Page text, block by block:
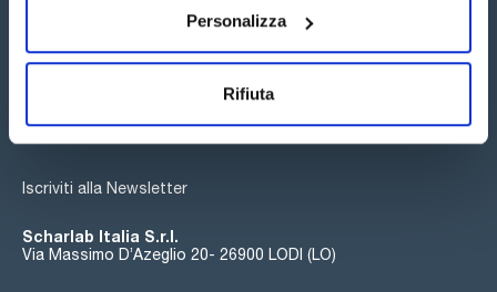
Personalizza
Rifiuta
Seguici:
Iscriviti alla Newsletter
Scharlab Italia S.r.l.
Via Massimo D’Azeglio 20- 26900 LODI (LO)